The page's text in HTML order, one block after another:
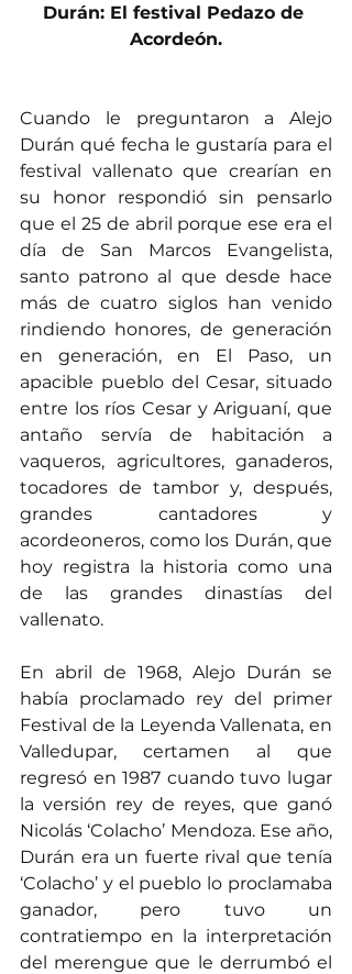
Durán: El festival Pedazo de
Acordeón.
Cuando le preguntaron a Alejo
Durán qué fecha le gustaría para el
festival vallenato que crearían en
su honor respondió sin pensarlo
que el 25 de abril porque ese era el
día de San Marcos Evangelista,
santo patrono al que desde hace
más de cuatro siglos han venido
rindiendo honores, de generación
en generación, en El Paso, un
apacible pueblo del Cesar, situado
entre los ríos Cesar y Ariguaní, que
antaño servía de habitación a
vaqueros, agricultores, ganaderos,
tocadores de tambor y, después,
grandes cantadores y
acordeoneros, como los Durán, que
hoy registra la historia como una
de las grandes dinastías del
vallenato.
En abril de 1968, Alejo Durán se
había proclamado rey del primer
Festival de la Leyenda Vallenata, en
Valledupar, certamen al que
regresó en 1987 cuando tuvo lugar
la versión rey de reyes, que ganó
Nicolás ‘Colacho’ Mendoza. Ese año,
Durán era un fuerte rival que tenía
‘Colacho’ y el pueblo lo proclamaba
ganador, pero tuvo un
contratiempo en la interpretación
del merengue que le derrumbó el